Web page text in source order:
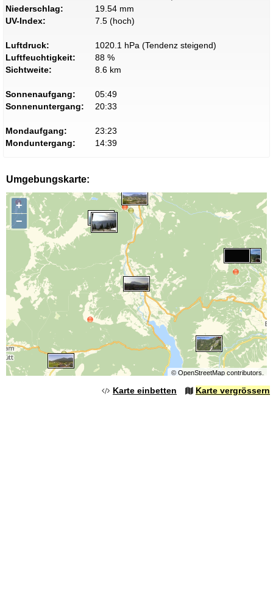
Niederschlag:
19.54 mm
UV-Index:
7.5 (hoch)
Luftdruck:
1020.1 hPa (Tendenz steigend)
Luftfeuchtigkeit:
88 %
Sichtweite:
8.6 km
Sonnenaufgang:
05:49
Sonnenuntergang:
20:33
Mondaufgang:
23:23
Monduntergang:
14:39
Umgebungskarte:
+
−
© OpenStreetMapcontributors.
Karte einbetten Karte vergrössern